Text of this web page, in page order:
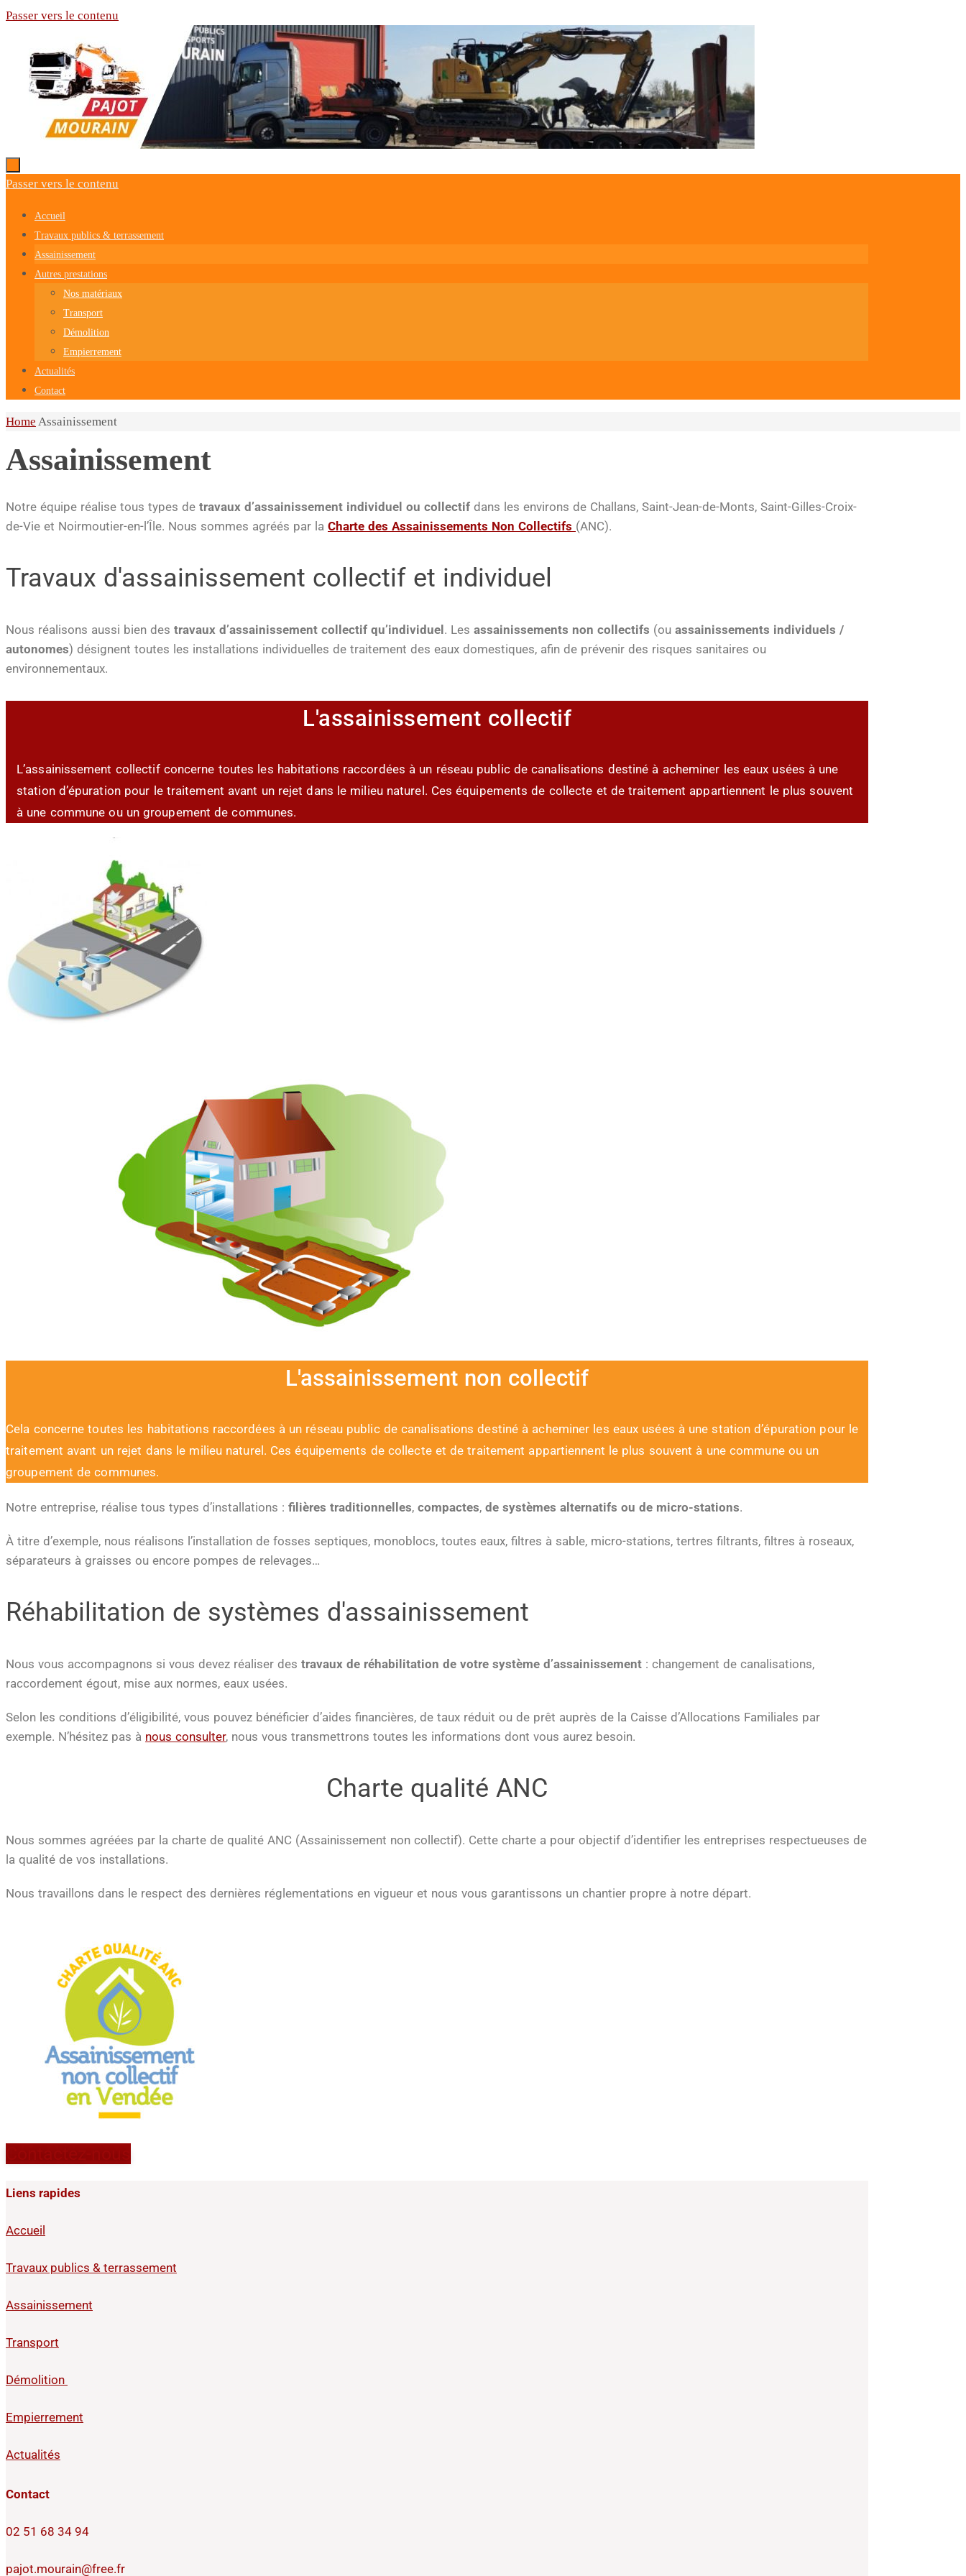
Passer vers le contenu
Passer vers le contenu
Accueil
Travaux publics & terrassement
Assainissement
Autres prestations
Nos matériaux
Transport
Démolition
Empierrement
Actualités
Contact
Home Assainissement
Assainissement
Notre équipe réalise tous types de travaux d’assainissement individuel ou collectif dans les environs de Challans, Saint-Jean-de-Monts, Saint-Gilles-Croix-
de-Vie et Noirmoutier-en-l’Île. Nous sommes agréés par la Charte des Assainissements Non Collectifs (ANC).
Travaux d'assainissement collectif et individuel
Nous réalisons aussi bien des travaux d’assainissement collectif qu’individuel. Les assainissements non collectifs (ou assainissements individuels /
autonomes) désignent toutes les installations individuelles de traitement des eaux domestiques, afin de prévenir des risques sanitaires ou
environnementaux.
L'assainissement collectif
L’assainissement collectif concerne toutes les habitations raccordées à un réseau public de canalisations destiné à acheminer les eaux usées à une
station d’épuration pour le traitement avant un rejet dans le milieu naturel. Ces équipements de collecte et de traitement appartiennent le plus souvent
à une commune ou un groupement de communes.
L'assainissement non collectif
Cela concerne toutes les habitations raccordées à un réseau public de canalisations destiné à acheminer les eaux usées à une station d’épuration pour le
traitement avant un rejet dans le milieu naturel. Ces équipements de collecte et de traitement appartiennent le plus souvent à une commune ou un
groupement de communes.
Notre entreprise, réalise tous types d’installations : filières traditionnelles, compactes, de systèmes alternatifs ou de micro-stations.
À titre d’exemple, nous réalisons l’installation de fosses septiques, monoblocs, toutes eaux, filtres à sable, micro-stations, tertres filtrants, filtres à roseaux,
séparateurs à graisses ou encore pompes de relevages…
Réhabilitation de systèmes d'assainissement
Nous vous accompagnons si vous devez réaliser des travaux de réhabilitation de votre système d’assainissement : changement de canalisations,
raccordement égout, mise aux normes, eaux usées.
Selon les conditions d’éligibilité, vous pouvez bénéficier d’aides financières, de taux réduit ou de prêt auprès de la Caisse d’Allocations Familiales par
exemple. N’hésitez pas à nous consulter, nous vous transmettrons toutes les informations dont vous aurez besoin.
Charte qualité ANC
Nous sommes agréées par la charte de qualité ANC (Assainissement non collectif). Cette charte a pour objectif d’identifier les entreprises respectueuses de
la qualité de vos installations.
Nous travaillons dans le respect des dernières réglementations en vigueur et nous vous garantissons un chantier propre à notre départ.
Liens rapides
Accueil
Travaux publics & terrassement
Assainissement
Transport
Démolition
Empierrement
Actualités
Contact
02 51 68 34 94
pajot.mourain@free.fr